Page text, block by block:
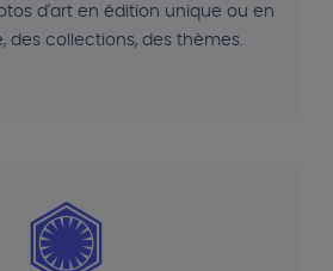
d'art en édition unique ou en
des collections, des thèmes.